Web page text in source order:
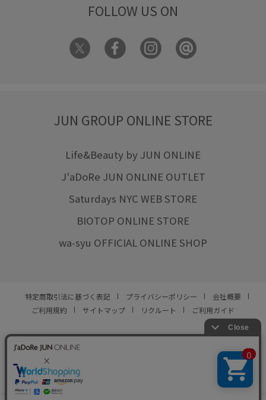
FOLLOW US ON
JUN GROUP ONLINE STORE
Life&Beauty by JUN ONLINE
J'aDoRe JUN ONLINE OUTLET
Saturdays NYC WEB STORE
BIOTOP ONLINE STORE
wa-syu OFFICIAL ONLINE SHOP
特定商取引法に基づく表記 プライバシーポリシー
会社概要
ご利用規約
サイトマップ リクルート ご利用ガイド
© JUN CO.,LTD. ALL RIGHTS RESERVED.